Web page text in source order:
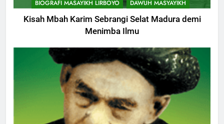
BIOGRAFI MASAYIKH LIRBOYO DAWUH MASYAYIKH
Kisah Mbah Karim Sebrangi Selat Madura demi
Menimba Ilmu